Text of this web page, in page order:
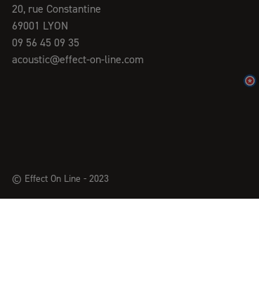
20, rue Constantine
69001 LYON
09 56 45 09 35
acoustic@effect-on-line.com
© Effect On Line - 2023